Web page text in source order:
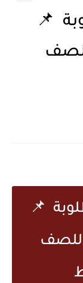
📌
📌